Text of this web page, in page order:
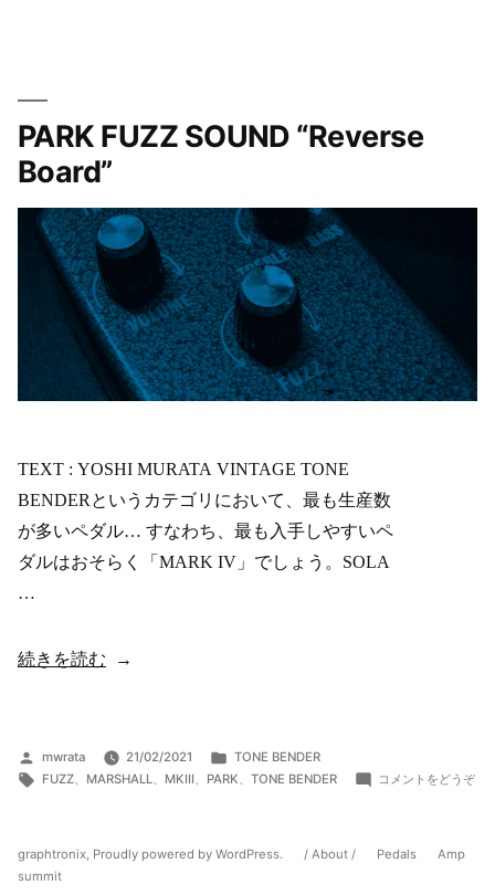
の
PARK FUZZ SOUND “Reverse
Board”
TEXT : YOSHI MURATA VINTAGE TONE
BENDERというカテゴリにおいて、最も生産数
が多いペダル… すなわち、最も入手しやすいペ
ダルはおそらく「MARK IV」でしょう。SOLA
…
“PARK
“Reverse
Board””
続きを読む
投
稿
mwrata 21/02/2021
カ
テ
TONE BENDER
タ
FUZZ、 MARSHALL、 MKIII、 PARK、 TONE BENDER コメントをどうぞ
graphtronix, Proudly powered by WordPress. / About / Pedals
Amp
summit